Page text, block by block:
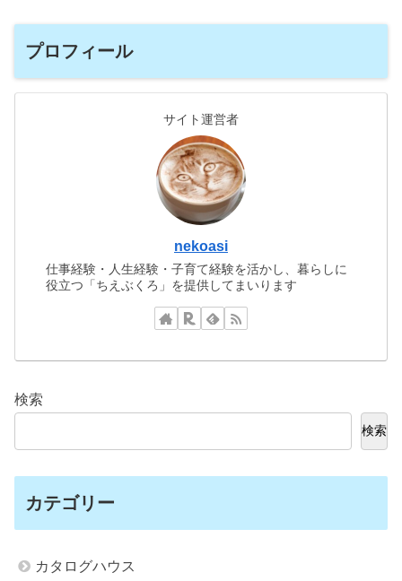
プロフィール
サイト運営者
nekoasi
仕事経験・人生経験・子育て経験を活かし、暮らしに
役立つ「ちえぶくろ」を提供してまいります
検索
検索
カテゴリー
カタログハウス